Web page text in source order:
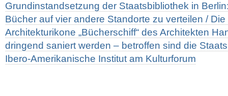
Grundinstandsetzung der Staatsbibliothek in
Bücher auf vier andere Standorte zu verteilen /
Architekturikone „Bücherschiff“ des Architekten
dringend saniert werden – betroffen sind die
Ibero-Amerikanische Institut am Kulturforum